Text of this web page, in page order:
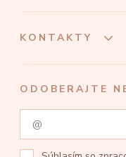
KONTAKTY
ODOBERAJTE